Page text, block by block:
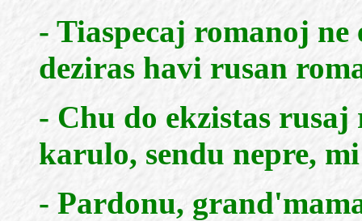
- Tiaspecaj romanoj ne
deziras havi rusan
- Chu do ekzistas
karulo, sendu nepre,
- Pardonu,